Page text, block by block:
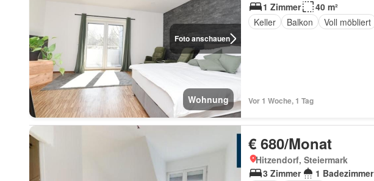
Foto anschauen
Wohnung
1 Zimmer
40 m²
Keller
Balkon Voll möbliert
Vor 1 Woche, 1 Tag
€ 680/Monat
Hitzendorf, Steiermark
3 Zimmer
1 Badezimmer